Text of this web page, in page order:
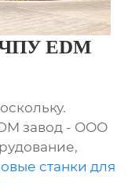
ЧПУ EDM
завод - ООО
станки для